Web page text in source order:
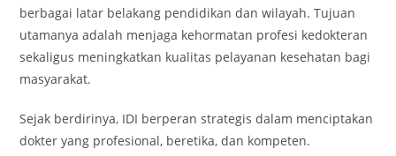
berbagai latar belakang pendidikan dan wilayah. Tujuan
utamanya adalah menjaga kehormatan profesi kedokteran
sekaligus meningkatkan kualitas pelayanan kesehatan bagi
masyarakat.
Sejak berdirinya, IDI berperan strategis dalam menciptakan
dokter yang profesional, beretika, dan kompeten.